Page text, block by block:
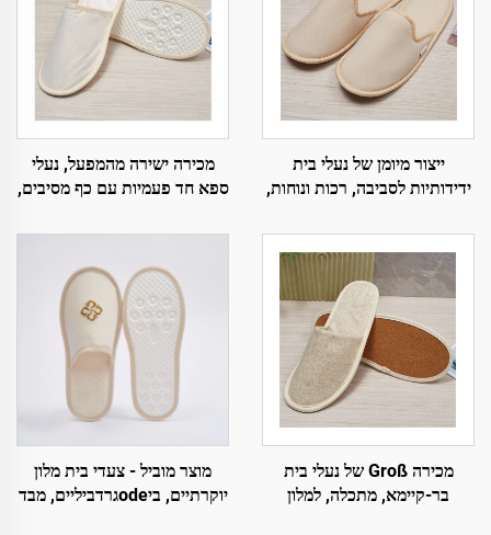
ייצור מיומן של נעלי בית
ידידותיות לסביבה, רכות ונוחות,
אורחים במלונות וטיסות
מכירה ישירה מהמפעל, נעלי
ספא חד פעמיות עם כף מסיבים,
מותאם אישית, נעלי בית חד
מכירה Groß של נעלי בית
בר-קיימא, מתכלה, למלון
מוצר מוביל - צעדי בית מלון
יוקרתיים, ביodeגרדביליים, מבד